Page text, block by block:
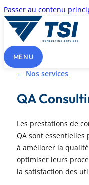
Passer au contenu
MENU
← Nos services
QA
Les prestations de
QA sont
à améliorer la
optimiser leurs
la satisfaction des